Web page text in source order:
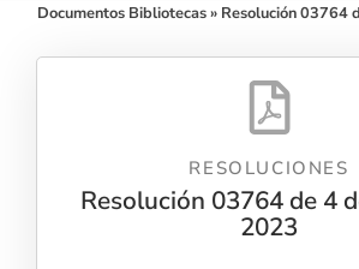
Documentos Bibliotecas» Resolución 03764
RESOLUCIONES
Resolución 03764 de 4
2023